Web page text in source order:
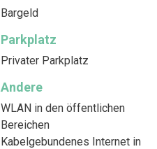
Bargeld
Parkplatz
Privater Parkplatz
Andere
WLAN in den öffentlichen
Bereichen
Kabelgebundenes Internet in